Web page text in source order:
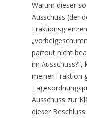
Warum dieser
Ausschuss (der
partout nicht
im
meiner Fraktion
Ausschuss zur
dieser